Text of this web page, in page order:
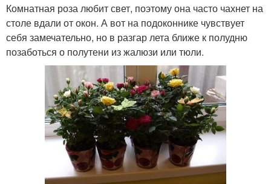
Комнатная роза любит свет, поэтому она часто чахнет на
столе вдали от окон. А вот на подоконнике чувствует
себя замечательно, но в разгар лета ближе к полудню
позаботься о полутени из жалюзи или тюли.